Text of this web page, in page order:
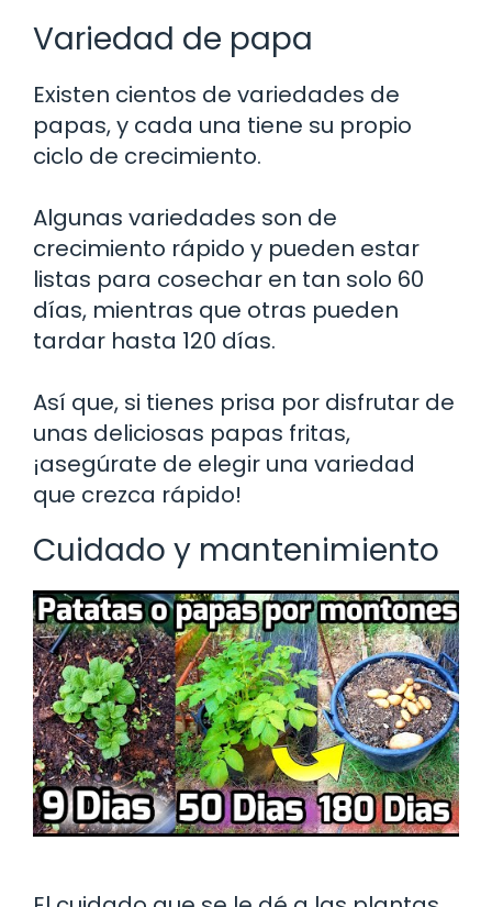
Variedad de papa
Existen cientos de variedades de
papas, y cada una tiene su propio
ciclo de crecimiento.
Algunas variedades son de
crecimiento rápido y pueden estar
listas para cosechar en tan solo 60
días, mientras que otras pueden
tardar hasta 120 días.
Así que, si tienes prisa por disfrutar de
unas deliciosas papas fritas,
¡asegúrate de elegir una variedad
que crezca rápido!
Cuidado y mantenimiento